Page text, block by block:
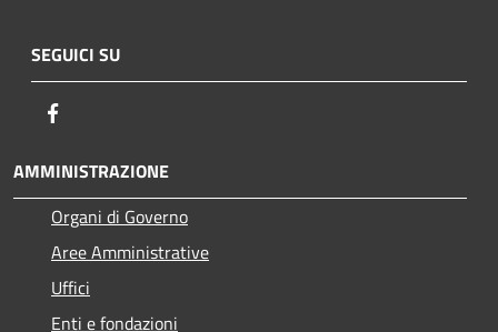
SEGUICI SU
AMMINISTRAZIONE
Organi di Governo
Aree Amministrative
Uffici
Enti e fondazioni